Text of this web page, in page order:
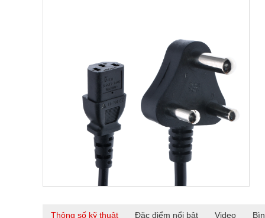
Thông số kỹ thuật Đặc điểm nổi bật Video